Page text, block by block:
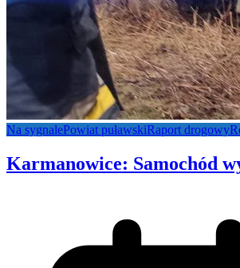
Na sygnalePowiat puławskiRaport drogowy
Karmanowice: Samochód